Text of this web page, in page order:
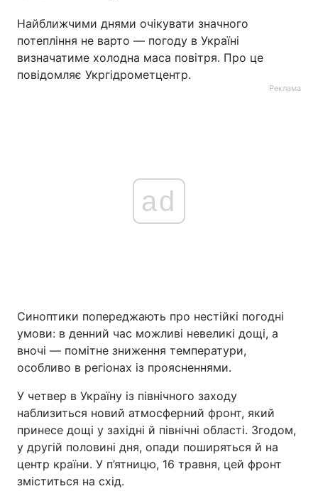
Найближчими днями очікувати значного
потепління не варто — погоду в Україні
визначатиме холодна маса повітря. Про це
повідомляє Укргідрометцентр.
Реклама
ad
Синоптики попереджають про нестійкі погодні
умови: в денний час можливі невеликі дощі, а
вночі — помітне зниження температури,
особливо в регіонах із проясненнями.
У четвер в Україну із північного заходу
наблизиться новий атмосферний фронт, який
принесе дощі у західні й північні області. Згодом,
у другій половині дня, опади поширяться й на
центр країни. У п’ятницю, 16 травня, цей фронт
зміститься на схід.